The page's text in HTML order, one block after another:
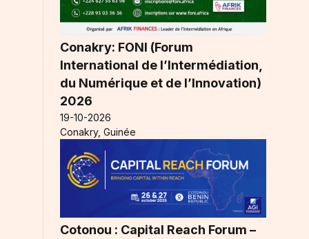
Conakry: FONI (Forum
International de l’Intermédiation,
du Numérique et de l’Innovation)
2026
19-10-2026
Conakry, Guinée
Cotonou : Capital Reach Forum –